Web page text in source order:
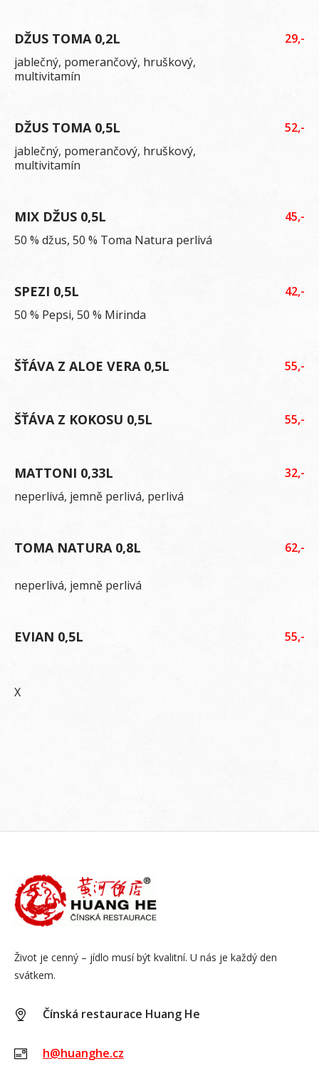
DŽUS TOMA 0,2L
29,-
jablečný, pomerančový, hruškový,
multivitamín
DŽUS TOMA 0,5L
52,-
jablečný, pomerančový, hruškový,
multivitamín
MIX DŽUS 0,5L
45,-
50 % džus, 50 % Toma Natura perlivá
SPEZI 0,5L
42,-
50 % Pepsi, 50 % Mirinda
ŠŤÁVA Z ALOE VERA 0,5L 55,-
ŠŤÁVA Z KOKOSU 0,5L 55,-
MATTONI 0,33L
32,-
neperlivá, jemně perlivá, perlivá
TOMA NATURA 0,8L 62,-
neperlivá, jemně perlivá
EVIAN 0,5L 55,-
X
Život je cenný – jídlo musí být kvalitní. U nás je každý den
svátkem.
Čínská restaurace Huang He
h@huanghe.cz